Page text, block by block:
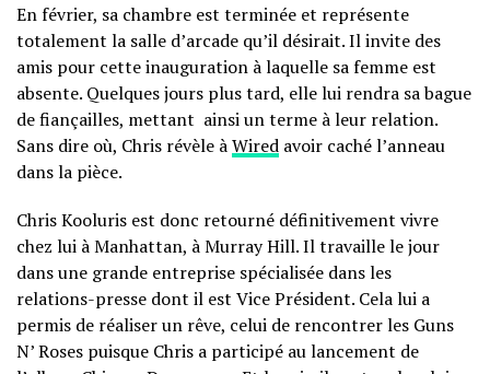
En février, sa chambre est terminée et représente
totalement la salle d’arcade qu’il désirait. Il invite des
amis pour cette inauguration à laquelle sa femme est
absente. Quelques jours plus tard, elle lui rendra sa bague
de fiançailles, mettant ainsi un terme à leur relation.
Sans dire où, Chris révèle àWired avoir caché l’anneau
dans la pièce.
Chris Kooluris est donc retourné définitivement vivre
chez lui à Manhattan, à Murray Hill. Il travaille le jour
dans une grande entreprise spécialisée dans les
relations-presse dont il est Vice Président. Cela lui a
permis de réaliser un rêve, celui de rencontrer les Guns
N’ Roses puisque Chris a participé au lancement de